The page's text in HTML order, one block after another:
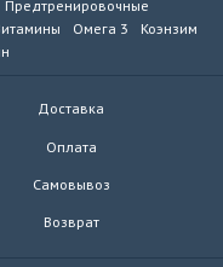
Предтренировочные
Омега 3
Коэнзим
Доставка
Оплата
Самовывоз
Возврат